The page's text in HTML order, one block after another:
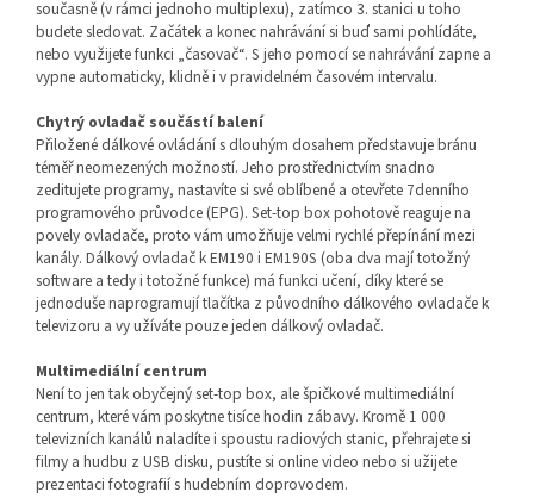
současně (v rámci jednoho multiplexu), zatímco 3. stanici u toho
budete sledovat. Začátek a konec nahrávání si buď sami pohlídáte,
nebo využijete funkci „časovač“. S jeho pomocí se nahrávání zapne a
vypne automaticky, klidně i v pravidelném časovém intervalu.
Chytrý ovladač součástí balení
Přiložené dálkové ovládání s dlouhým dosahem představuje bránu
téměř neomezených možností. Jeho prostřednictvím snadno
zeditujete programy, nastavíte si své oblíbené a otevřete 7denního
programového průvodce (EPG). Set-top box pohotově reaguje na
povely ovladače, proto vám umožňuje velmi rychlé přepínání mezi
kanály. Dálkový ovladač k EM190 i EM190S (oba dva mají totožný
software a tedy i totožné funkce) má funkci učení, díky které se
jednoduše naprogramují tlačítka z původního dálkového ovladače k
televizoru a vy užíváte pouze jeden dálkový ovladač.
Multimediální centrum
Není to jen tak obyčejný set-top box, ale špičkové multimediální
centrum, které vám poskytne tisíce hodin zábavy. Kromě 1 000
televizních kanálů naladíte i spoustu radiových stanic, přehrajete si
filmy a hudbu z USB disku, pustíte si online video nebo si užijete
prezentaci fotografií s hudebním doprovodem.